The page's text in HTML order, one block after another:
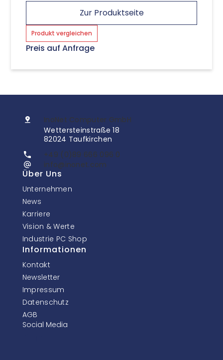
Zur Produktseite
Produkt vergleichen
Preis auf Anfrage
InoNet Computer GmbH
Wettersteinstraße 18
82024 Taufkirchen
+49 (0)89 666 096 0
info@inonet.com
Über Uns
Unternehmen
News
Karriere
Vision & Werte
Industrie PC Shop
Informationen
Kontakt
Newsletter
Impressum
Datenschutz
AGB
Social Media